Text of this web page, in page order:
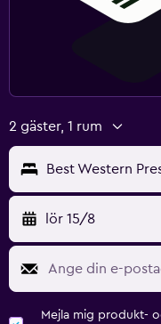
2 gäster, 1 rum
Best Western
lör 15/8
Mejla mig produkt-